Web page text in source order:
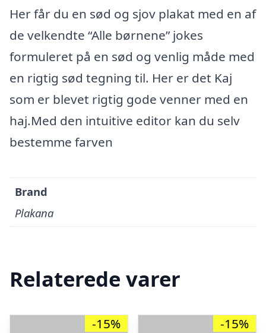
Her får du en sød og sjov plakat med en af
de velkendte “Alle børnene” jokes
formuleret på en sød og venlig måde med
en rigtig sød tegning til. Her er det Kaj
som er blevet rigtig gode venner med en
haj.Med den intuitive editor kan du selv
bestemme farven
Brand
Plakana
Relaterede varer
-15% -15%